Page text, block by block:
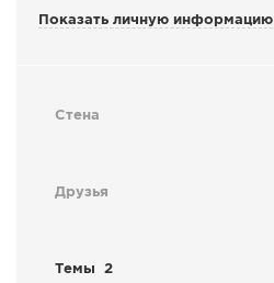
СТАТЬИ
Показать личную информацию
Стена
Друзья
Темы 2